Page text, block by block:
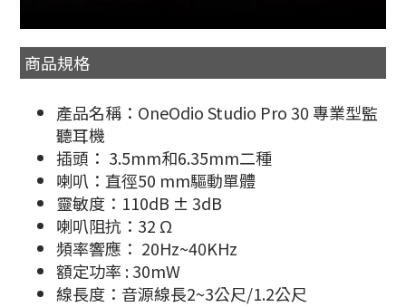
商品規格
產品名稱：OneOdio Studio Pro 30 專業型監
聽耳機
插頭： 3.5mm和6.35mm二種
喇叭：直徑50 mm驅動單體
靈敏度：110dB ± 3dB
喇叭阻抗：32 Ω
頻率響應： 20Hz~40KHz
額定功率 : 30mW
線長度：音源線長2~3公尺/1.2公尺